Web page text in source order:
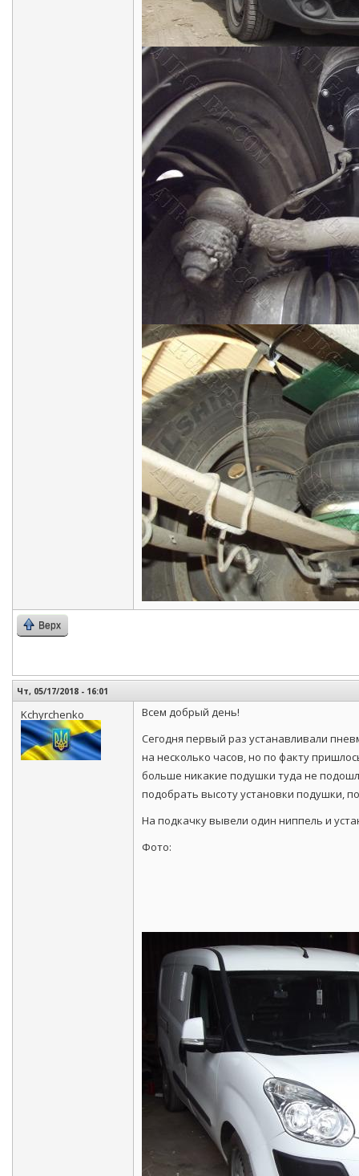
Верх
Чт, 05/17/2018 - 16:01
Kchyrchenko
Всем добрый день!
Сегодня первый раз устанавливали
на несколько часов, но по факту
больше никакие подушки туда не
подобрать высоту установки подушки,
На подкачку вывели один ниппель и
Фото: